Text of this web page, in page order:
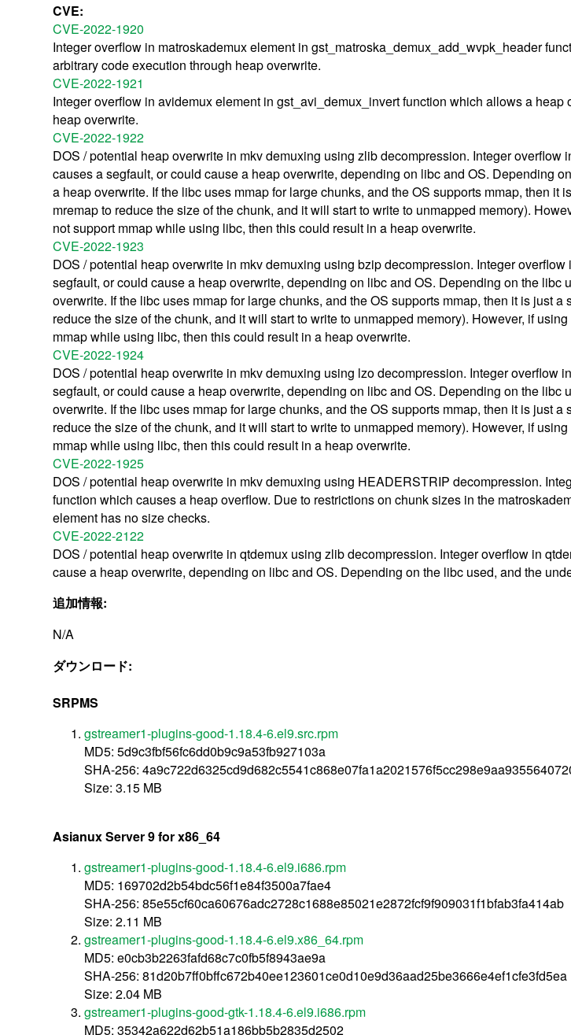
CVE:
CVE-2022-1920
Integer overflow in matroskademux element in gst_matroska_demux_add_wvpk_header
arbitrary code execution through heap overwrite.
CVE-2022-1921
Integer overflow in avidemux element in gst_avi_demux_invert function which allows a
heap overwrite.
CVE-2022-1922
DOS / potential heap overwrite in mkv demuxing using zlib decompression. Integer
causes a segfault, or could cause a heap overwrite, depending on libc and OS. Depending
a heap overwrite. If the libc uses mmap for large chunks, and the OS supports mmap, then
mremap to reduce the size of the chunk, and it will start to write to unmapped memory).
not support mmap while using libc, then this could result in a heap overwrite.
CVE-2022-1923
DOS / potential heap overwrite in mkv demuxing using bzip decompression. Integer
segfault, or could cause a heap overwrite, depending on libc and OS. Depending on the
overwrite. If the libc uses mmap for large chunks, and the OS supports mmap, then it is just
reduce the size of the chunk, and it will start to write to unmapped memory). However, if
mmap while using libc, then this could result in a heap overwrite.
CVE-2022-1924
DOS / potential heap overwrite in mkv demuxing using lzo decompression. Integer
segfault, or could cause a heap overwrite, depending on libc and OS. Depending on the
overwrite. If the libc uses mmap for large chunks, and the OS supports mmap, then it is just
reduce the size of the chunk, and it will start to write to unmapped memory). However, if
mmap while using libc, then this could result in a heap overwrite.
CVE-2022-1925
DOS / potential heap overwrite in mkv demuxing using HEADERSTRIP decompression.
function which causes a heap overflow. Due to restrictions on chunk sizes in the
element has no size checks.
CVE-2022-2122
DOS / potential heap overwrite in qtdemux using zlib decompression. Integer overflow in
cause a heap overwrite, depending on libc and OS. Depending on the libc used, and the
追加情報:
N/A
ダウンロード:
SRPMS
gstreamer1-plugins-good-1.18.4-6.el9.src.rpm
MD5: 5d9c3fbf56fc6dd0b9c9a53fb927103a
SHA-256:
Size: 3.15 MB
Asianux Server 9 for x86_64
gstreamer1-plugins-good-1.18.4-6.el9.i686.rpm
MD5: 169702d2b54bdc56f1e84f3500a7fae4
SHA-256: 85e55cf60ca60676adc2728c1688e85021e2872fcf9f909031f1bfab3fa414ab
Size: 2.11 MB
gstreamer1-plugins-good-1.18.4-6.el9.x86_64.rpm
MD5: e0cb3b2263fafd68c7c0fb5f8943ae9a
SHA-256: 81d20b7ff0bffc672b40ee123601ce0d10e9d36aad25be3666e4ef1cfe3fd5ea
Size: 2.04 MB
gstreamer1-plugins-good-gtk-1.18.4-6.el9.i686.rpm
MD5: 35342a622d62b51a186bb5b2835d2502